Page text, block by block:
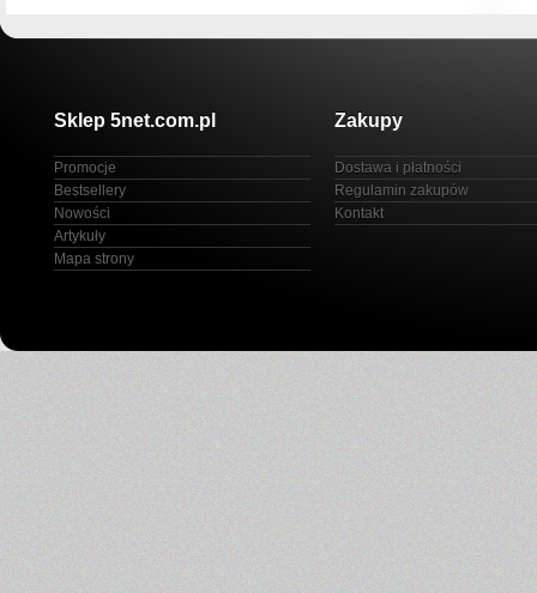
Sklep 5net.com.pl
Promocje
Bestsellery
Nowości
Artykuły
Mapa strony
Zakupy
Dostawa i płatności
Regulamin zakupów
Kontakt